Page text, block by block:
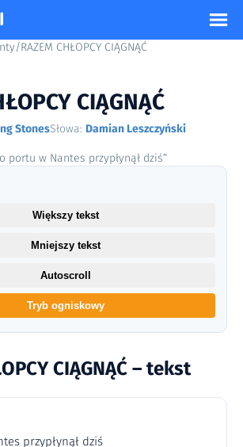
/RAZEM CHŁOPCY CIĄGNĄĆ
CIĄGNĄĆ
StonesSłowa: Damian Leszczyński
portu w Nantes przypłynął dziś”
CIĄGNĄĆ – tekst
przypłynął dziś
Większy tekst
Mniejszy tekst
Autoscroll
Tryb ogniskowy